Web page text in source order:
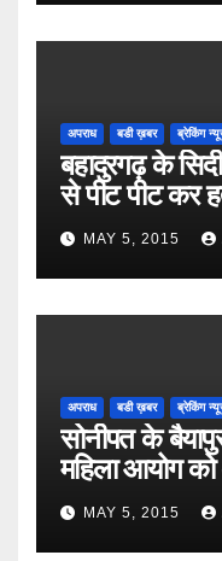
अपराध बडी ख़बर ब्रेकिंग
बहादुरगढ़ के
से पीट पीट कर
MAY 5, 2015
अपराध बडी ख़बर ब्रेकिंग
सोनीपत के
महिला आयोग
MAY 5, 2015